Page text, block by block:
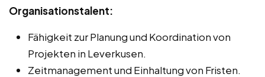
Organisationstalent:
Fähigkeit zur Planung und Koordination von
Projekten in Leverkusen.
Zeitmanagement und Einhaltung von Fristen.